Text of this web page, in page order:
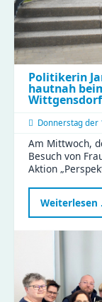
Politikerin
hautnah
Wittgensdorf
Donnerstag der
Am Mittwoch,
Besuch von
Aktion
Weiterlesen